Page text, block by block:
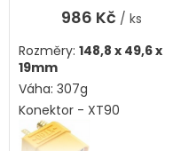
986 Kč / ks
Rozměry: 148,8 x 49,6 x
19mm
Váha: 307g
Konektor - XT90